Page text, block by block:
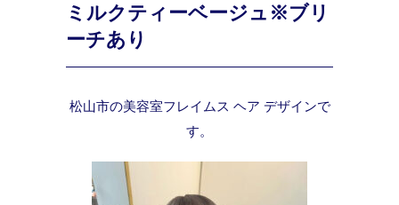
ミルクティーベージュ※ブリ
ーチあり
松山市の美容室フレイムス ヘア デザインで
す。